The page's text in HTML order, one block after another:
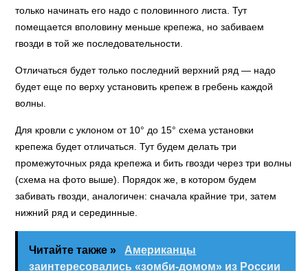
только начинать его надо с половинного листа. Тут
помещается вполовину меньше крепежа, но забиваем
гвозди в той же последовательности.
Отличаться будет только последний верхний ряд — надо
будет еще по верху установить крепеж в гребень каждой
волны.
Для кровли с уклоном от 10° до 15° схема установки
крепежа будет отличаться. Тут будем делать три
промежуточных ряда крепежа и бить гвозди через три волны
(схема на фото выше). Порядок же, в котором будем
забивать гвозди, аналогичен: сначала крайние три, затем
нижний ряд и серединные.
Читайте также »
Американцы
заинтересовались «зомби-домом» из России